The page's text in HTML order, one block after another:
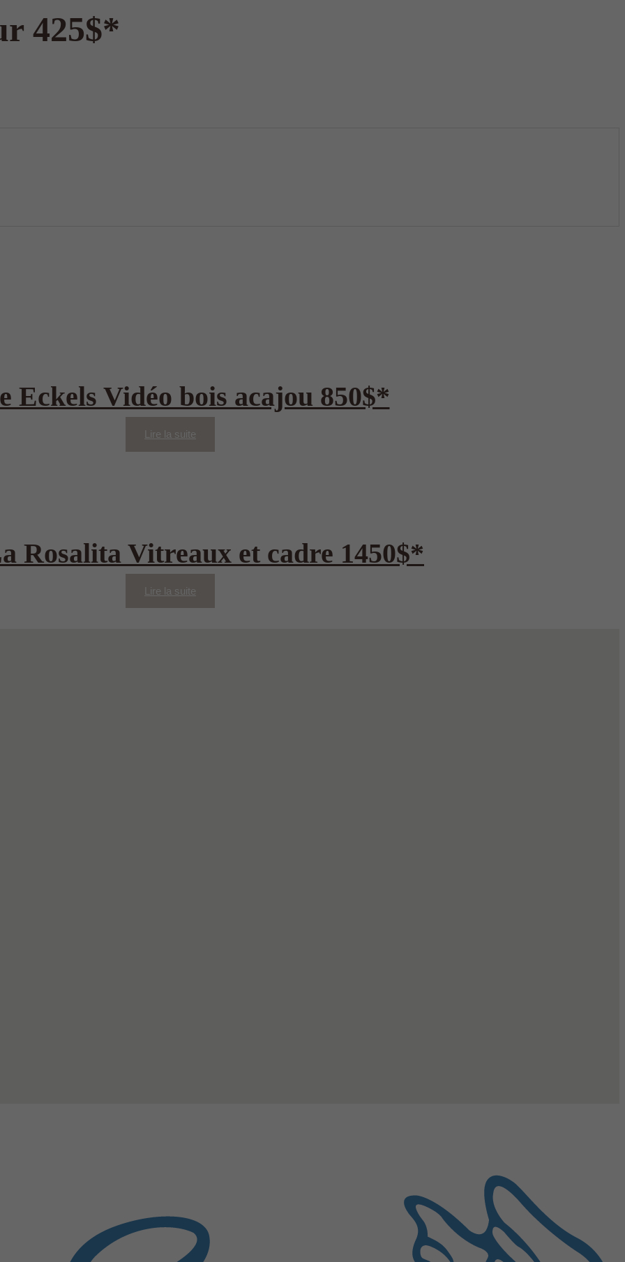
425$*
Eckels Vidéo bois acajou 850$*
Lire la suite
Rosalita Vitreaux et cadre 1450$*
Lire la suite